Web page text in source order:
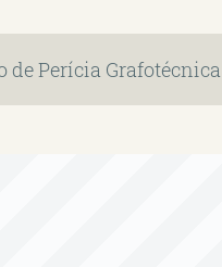
de Perícia Grafotécnica